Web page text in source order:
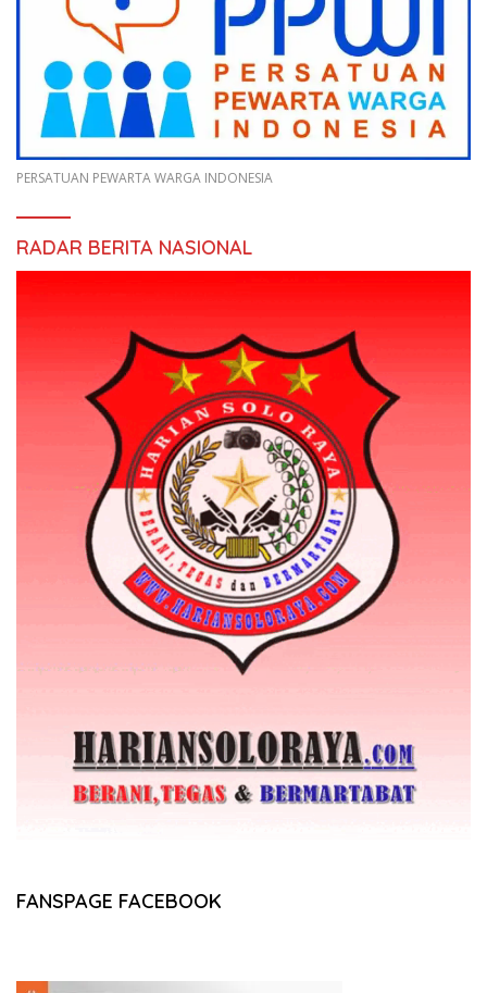
PERSATUAN PEWARTA WARGA INDONESIA
RADAR BERITA NASIONAL
FANSPAGE FACEBOOK